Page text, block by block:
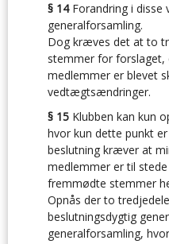
§ 14Forandring i disse
generalforsamling.
Dog kræves det at to
stemmer for
medlemmer er blevet
vedtægtsændringer.
§ 15 Klubben kan kun
hvor kun dette punkt
beslutning kræver at
medlemmer er til
fremmødte stemmer
Opnås der to
beslutningsdygtig
generalforsamling,